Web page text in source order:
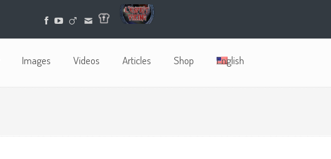
Images Videos Articles Shop
English